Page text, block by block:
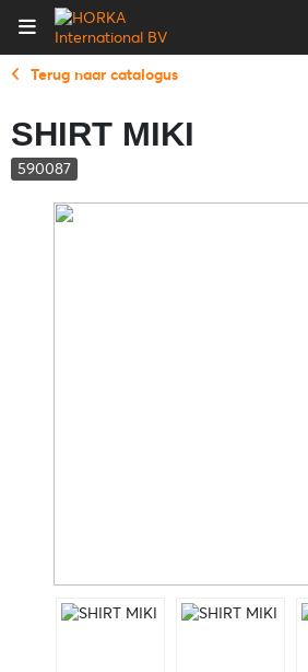
Terug naar catalogus
SHIRT MIKI
590087